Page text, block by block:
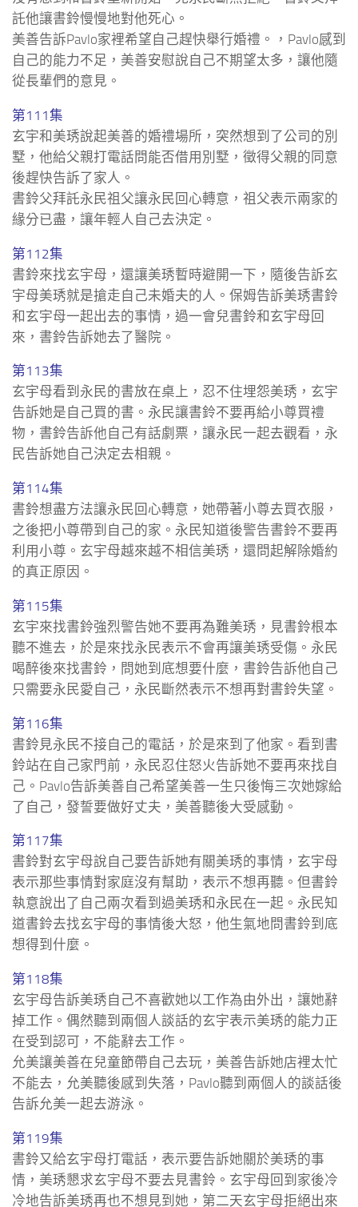
託他讓書鈴慢慢地對他死心。
美善告訴Pavlo家裡希望自己趕快舉行婚禮。，Pavlo感到
自己的能力不足，美善安慰說自己不期望太多，讓他隨
從長輩們的意見。
第111集
玄宇和美琇說起美善的婚禮場所，突然想到了公司的別
墅，他給父親打電話問能否借用別墅，徵得父親的同意
後趕快告訴了家人。
書鈴父拜託永民祖父讓永民回心轉意，祖父表示兩家的
緣分已盡，讓年輕人自己去決定。
第112集
書鈴來找玄宇母，還讓美琇暫時避開一下，隨後告訴玄
宇母美琇就是搶走自己未婚夫的人。保姆告訴美琇書鈴
和玄宇母一起出去的事情，過一會兒書鈴和玄宇母回
來，書鈴告訴她去了醫院。
第113集
玄宇母看到永民的書放在桌上，忍不住埋怨美琇，玄宇
告訴她是自己買的書。永民讓書鈴不要再給小尊買禮
物，書鈴告訴他自己有話劇票，讓永民一起去觀看，永
民告訴她自己決定去相親。
第114集
書鈴想盡方法讓永民回心轉意，她帶著小尊去買衣服，
之後把小尊帶到自己的家。永民知道後警告書鈴不要再
利用小尊。玄宇母越來越不相信美琇，還問起解除婚約
的真正原因。
第115集
玄宇來找書鈴強烈警告她不要再為難美琇，見書鈴根本
聽不進去，於是來找永民表示不會再讓美琇受傷。永民
喝醉後來找書鈴，問她到底想要什麼，書鈴告訴他自己
只需要永民愛自己，永民斷然表示不想再對書鈴失望。
第116集
書鈴見永民不接自己的電話，於是來到了他家。看到書
鈴站在自己家門前，永民忍住怒火告訴她不要再來找自
己。Pavlo告訴美善自己希望美善一生只後悔三次她嫁給
了自己，發誓要做好丈夫，美善聽後大受感動。
第117集
書鈴對玄宇母說自己要告訴她有關美琇的事情，玄宇母
表示那些事情對家庭沒有幫助，表示不想再聽。但書鈴
執意說出了自己兩次看到過美琇和永民在一起。永民知
道書鈴去找玄宇母的事情後大怒，他生氣地問書鈴到底
想得到什麼。
第118集
玄宇母告訴美琇自己不喜歡她以工作為由外出，讓她辭
掉工作。偶然聽到兩個人談話的玄宇表示美琇的能力正
在受到認可，不能辭去工作。
允美讓美善在兒童節帶自己去玩，美善告訴她店裡太忙
不能去，允美聽後感到失落，Pavlo聽到兩個人的談話後
告訴允美一起去游泳。
第119集
書鈴又給玄宇母打電話，表示要告訴她關於美琇的事
情，美琇懇求玄宇母不要去見書鈴。玄宇母回到家後冷
冷地告訴美琇再也不想見到她，第二天玄宇母拒絕出來